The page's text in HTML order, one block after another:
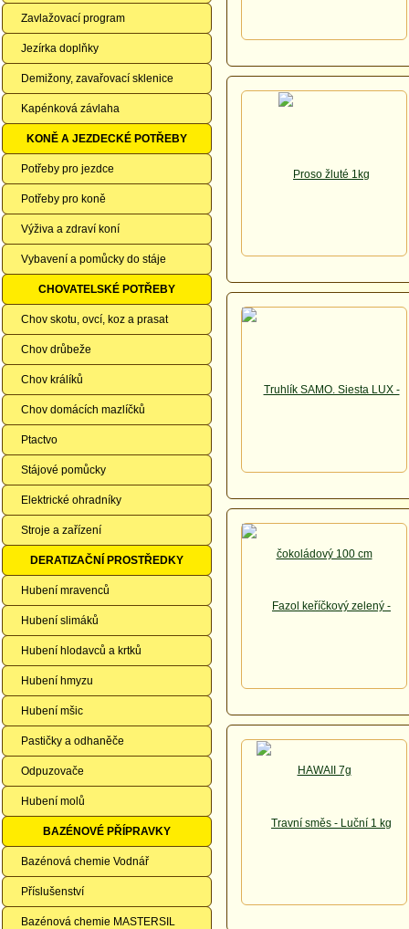
Zavlažovací program
Jezírka doplňky
Demižony, zavařovací sklenice
Kapénková závlaha
KONĚ A JEZDECKÉ POTŘEBY
Potřeby pro jezdce
Potřeby pro koně
Výživa a zdraví koní
Vybavení a pomůcky do stáje
CHOVATELSKÉ POTŘEBY
Chov skotu, ovcí, koz a prasat
Chov drůbeže
Chov králíků
Chov domácích mazlíčků
Ptactvo
Stájové pomůcky
Elektrické ohradníky
Stroje a zařízení
DERATIZAČNÍ PROSTŘEDKY
Hubení mravenců
Hubení slimáků
Hubení hlodavců a krtků
Hubení hmyzu
Hubení mšic
Pastičky a odhaněče
Odpuzovače
Hubení molů
BAZÉNOVÉ PŘÍPRAVKY
Bazénová chemie Vodnář
Příslušenství
Bazénová chemie MASTERSIL